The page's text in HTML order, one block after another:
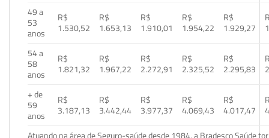
49 a
53
anos
R$
1.530,52
R$
1.653,13
R$
1.910,01
R$
1.954,22
R$
1.929,27
54 a
58
anos
R$
1.821,32
R$
1.967,22
R$
2.272,91
R$
2.325,52
R$
2.295,83
+ de
59
anos
R$
3.187,13
R$
3.442,44
R$
3.977,37
R$
4.069,43
R$
4.017,47